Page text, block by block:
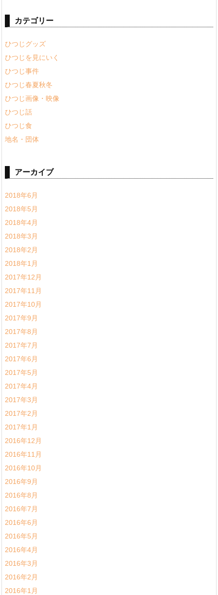
カテゴリー
ひつじグッズ
ひつじを見にいく
ひつじ事件
ひつじ春夏秋冬
ひつじ画像・映像
ひつじ話
ひつじ食
地名・団体
アーカイブ
2018年6月
2018年5月
2018年4月
2018年3月
2018年2月
2018年1月
2017年12月
2017年11月
2017年10月
2017年9月
2017年8月
2017年7月
2017年6月
2017年5月
2017年4月
2017年3月
2017年2月
2017年1月
2016年12月
2016年11月
2016年10月
2016年9月
2016年8月
2016年7月
2016年6月
2016年5月
2016年4月
2016年3月
2016年2月
2016年1月